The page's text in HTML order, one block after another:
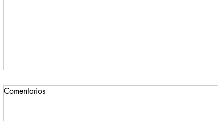
Comentarios